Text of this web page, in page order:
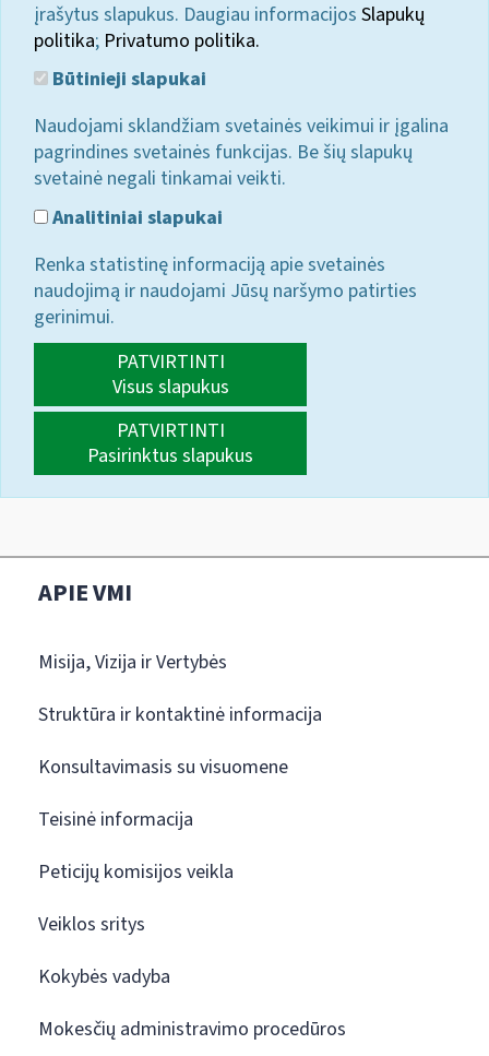
įrašytus slapukus. Daugiau informacijos Slapukų
politika; Privatumo politika.
Būtinieji slapukai
Naudojami sklandžiam svetainės veikimui ir įgalina
pagrindines svetainės funkcijas. Be šių slapukų
svetainė negali tinkamai veikti.
Analitiniai slapukai
Renka statistinę informaciją apie svetainės
naudojimą ir naudojami Jūsų naršymo patirties
gerinimui.
PATVIRTINTI
Visus slapukus
PATVIRTINTI
Pasirinktus slapukus
APIE VMI
Misija, Vizija ir Vertybės
Struktūra ir kontaktinė informacija
Konsultavimasis su visuomene
Teisinė informacija
Peticijų komisijos veikla
Veiklos sritys
Kokybės vadyba
Mokesčių administravimo procedūros